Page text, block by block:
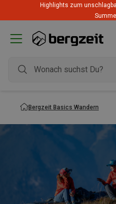
Highlights zum
Bergzeit Basics Wandern